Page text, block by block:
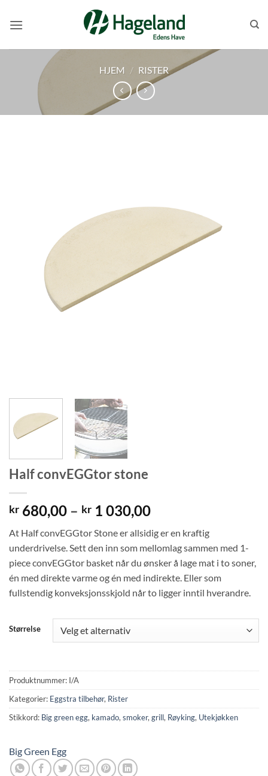
HJEM / RISTER
Half convEGGtor stone
kr 680,00 – kr 1 030,00Prisområde:
til
kr 1
030,00
At Half convEGGtor Stone er allsidig er en kraftig
underdrivelse. Sett den inn som mellomlag sammen med 1-
piece convEGGtor basket når du ønsker å lage mat i to soner,
én med direkte varme og én med indirekte. Eller som
fullstendig konveksjonsskjold når to ligger inntil hverandre.
Størrelse
Produktnummer: I/A
Kategorier: Eggstra tilbehør, Rister
Stikkord: Big green egg, kamado, smoker, grill, Røyking, Utekjøkken
Big Green Egg